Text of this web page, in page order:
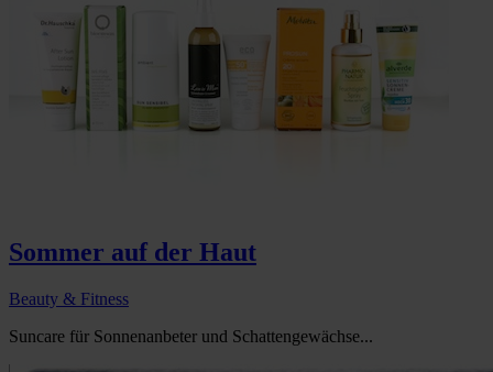
Sommer auf der Haut
Beauty & Fitness
Suncare für Sonnenanbeter und Schattengewächse...